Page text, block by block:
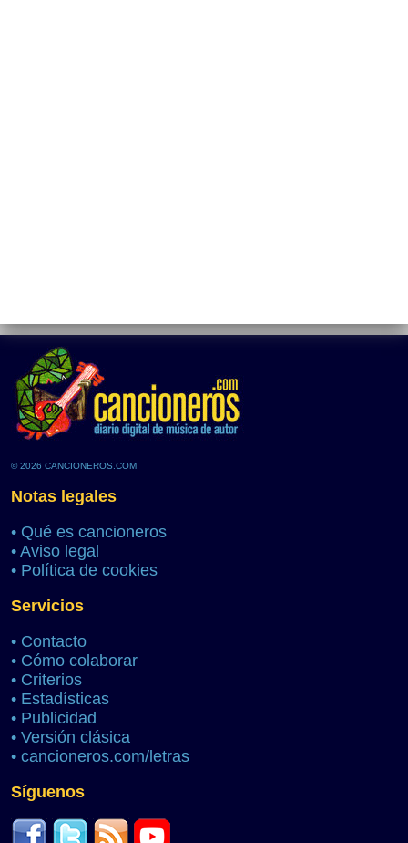
© 2026 CANCIONEROS.COM
Notas legales
• Qué es cancioneros
• Aviso legal
• Política de cookies
Servicios
• Contacto
• Cómo colaborar
• Criterios
• Estadísticas
• Publicidad
• Versión clásica
• cancioneros.com/letras
Síguenos